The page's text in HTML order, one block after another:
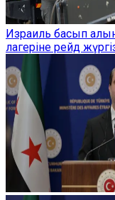
Израиль басып
лагеріне рейд